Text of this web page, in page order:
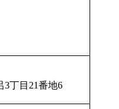
3丁目21番地6